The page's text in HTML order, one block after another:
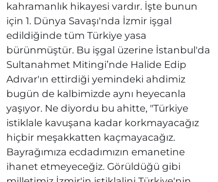
kahramanlık hikayesi vardır. İşte bunun
için 1. Dünya Savaşı'nda İzmir işgal
edildiğinde tüm Türkiye yasa
bürünmüştür. Bu işgal üzerine İstanbul'da
Sultanahmet Mitingi’nde Halide Edip
Adıvar'ın ettirdiği yemindeki ahdimiz
bugün de kalbimizde aynı heyecanla
yaşıyor. Ne diyordu bu ahitte, "Türkiye
istiklale kavuşana kadar korkmayacağız
hiçbir meşakkatten kaçmayacağız.
Bayrağımıza ecdadımızın emanetine
ihanet etmeyeceğiz. Görüldüğü gibi